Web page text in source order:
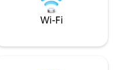
a gás,
Cidade do Cabo Um lugar para criar
memórias!
ou então apenas
Wi-Fi